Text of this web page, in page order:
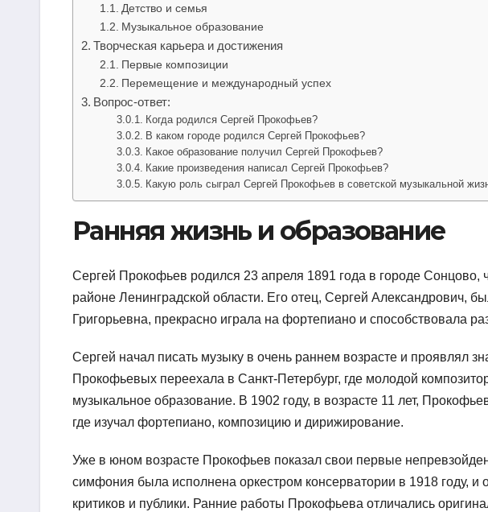
Детство и семья
Музыкальное образование
Творческая карьера и достижения
Первые композиции
Перемещение и международный успех
Вопрос-ответ:
Когда родился Сергей Прокофьев?
В каком городе родился Сергей Прокофьев?
Какое образование получил Сергей Прокофьев?
Какие произведения написал Сергей Прокофьев?
Какую роль сыграл Сергей Прокофьев в советской музыкальной
Ранняя жизнь и образование
Сергей Прокофьев родился 23 апреля 1891 года в городе Сонцово,
районе Ленинградской области. Его отец, Сергей Александрович,
Григорьевна, прекрасно играла на фортепиано и способствовала
Сергей начал писать музыку в очень раннем возрасте и проявлял
Прокофьевых переехала в Санкт-Петербург, где молодой
музыкальное образование. В 1902 году, в возрасте 11 лет,
где изучал фортепиано, композицию и дирижирование.
Уже в юном возрасте Прокофьев показал свои первые
симфония была исполнена оркестром консерватории в 1918 году, и
критиков и публики. Ранние работы Прокофьева отличались